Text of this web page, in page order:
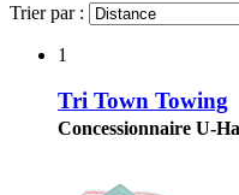
Trier par :
1
Tri Town Towing
Concessionnaire U-